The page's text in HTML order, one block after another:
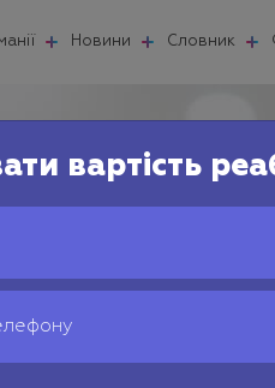
Новини Словник
вартість